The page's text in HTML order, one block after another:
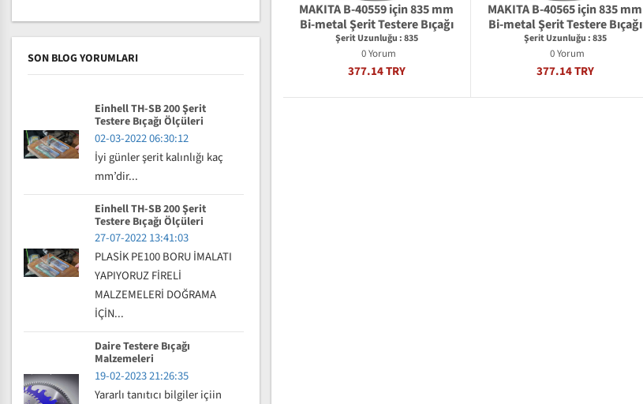
MAKITA B-40559 için 835 mm
Bi-metal Şerit Testere Bıçağı
Şerit Uzunluğu : 835
0 Yorum
377.14 TRY
MAKITA B-40565 için 835 mm
Bi-metal Şerit Testere Bıçağı
Şerit Uzunluğu : 835
0 Yorum
377.14 TRY
SON BLOG YORUMLARI
Einhell TH-SB 200 Şerit
Testere Bıçağı Ölçüleri
02-03-2022 06:30:12
İyi günler şerit kalınlığı kaç
mm’dir...
Einhell TH-SB 200 Şerit
Testere Bıçağı Ölçüleri
27-07-2022 13:41:03
PLASİK PE100 BORU İMALATI
YAPIYORUZ FİRELİ
MALZEMELERİ DOĞRAMA
İÇİN...
Daire Testere Bıçağı
Malzemeleri
19-02-2023 21:26:35
Yararlı tanıtıcı bilgiler içiin